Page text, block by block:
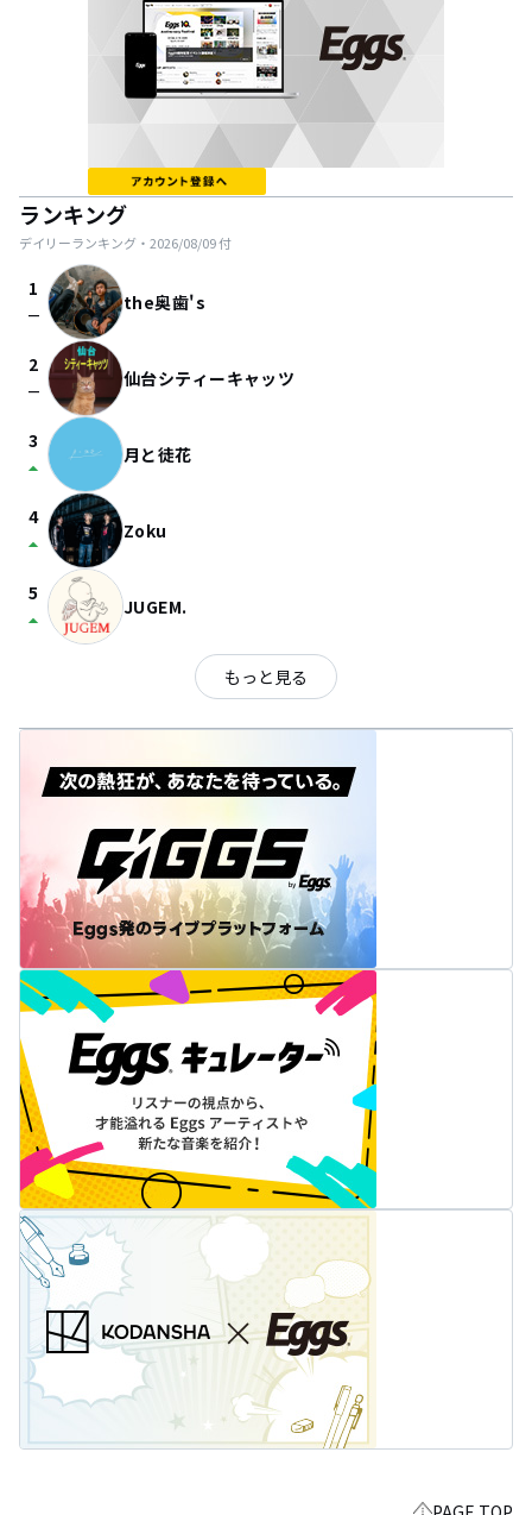
ランキング
デイリーランキング・ 2026/08/09付
1
check_indeterminate_small the奥歯's
2
check_indeterminate_small 仙台シティーキャッツ
3
arrow_drop_up 月と徒花
4
arrow_drop_up Zoku
5
arrow_drop_up JUGEM.
もっと見る